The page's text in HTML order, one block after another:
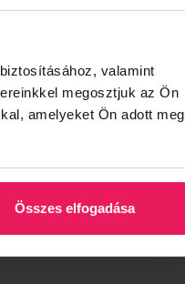
valamint
megosztjuk az Ön
amelyeket Ön adott meg
Összes elfogadása